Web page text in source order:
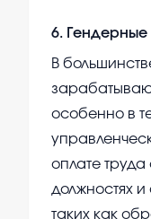
6. Гендерные
В
особенно в
оплате
должностях
таких как